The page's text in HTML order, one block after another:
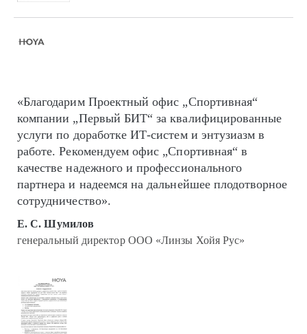
«Благодарим Проектный офис „Спортивная“
компании „Первый БИТ“ за квалифицированные
услуги по доработке ИТ-систем и энтузиазм в
работе. Рекомендуем офис „Спортивная“ в
качестве надежного и профессионального
партнера и надеемся на дальнейшее плодотворное
сотрудничество».
Е. С. Шумилов
генеральный директор ООО «Линзы Хойя Рус»